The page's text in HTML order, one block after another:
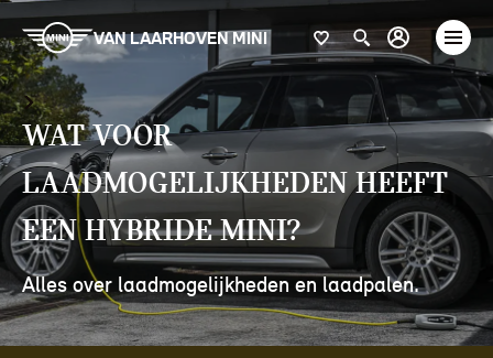
VAN LAARHOVEN MINI
Wat voor
laadmogelijkheden heeft
een hybride MINI?
Alles over laadmogelijkheden en laadpalen.